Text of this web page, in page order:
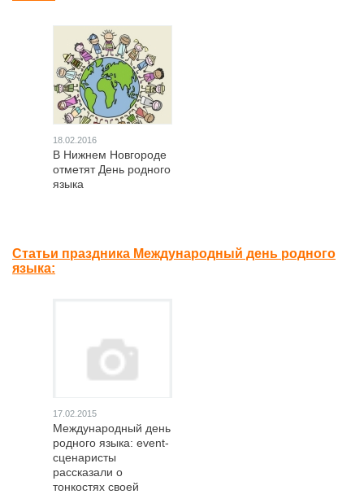
18.02.2016
В Нижнем Новгороде
отметят День родного
языка
Статьи праздника Международный день родного
языка:
17.02.2015
Международный день
родного языка: event-
сценаристы
рассказали о
тонкостях своей